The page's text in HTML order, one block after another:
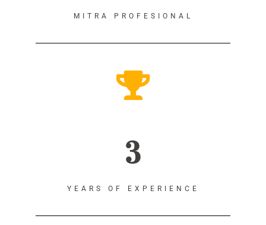
MITRA PROFESIONAL
3
YEARS OF EXPERIENCE